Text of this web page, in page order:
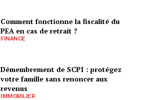
Comment fonctionne la fiscalité du
PEA en cas de retrait ?
FINANCE
Démembrement de SCPI : protégez
votre famille sans renoncer aux
revenus
IMMOBILIER